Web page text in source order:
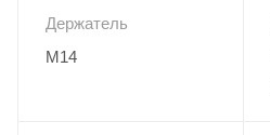
Тип щетки: Коническая;
Посадка: М14х2;
Держатель
М14